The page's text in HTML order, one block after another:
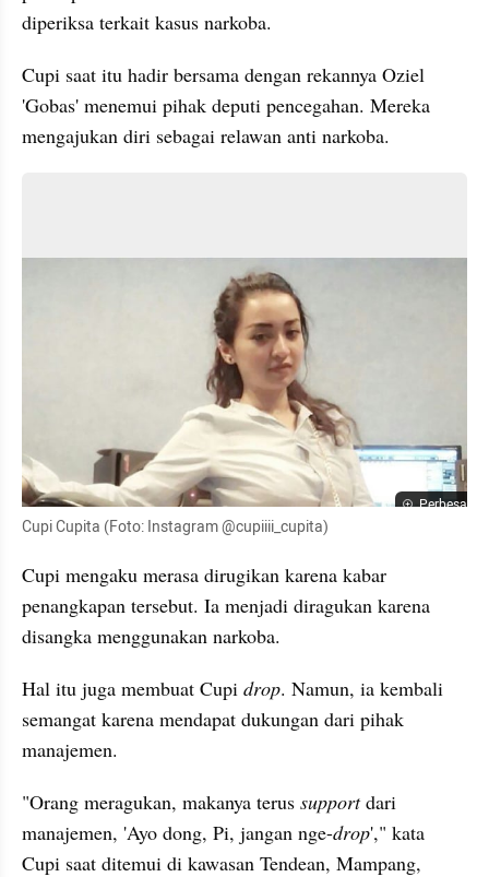
diperiksa terkait kasus narkoba.
Cupi saat itu hadir bersama dengan rekannya Oziel
'Gobas' menemui pihak deputi pencegahan. Mereka
mengajukan diri sebagai relawan anti narkoba.
Perbesar
Cupi Cupita (Foto: Instagram @cupiiii_cupita)
Cupi mengaku merasa dirugikan karena kabar
penangkapan tersebut. Ia menjadi diragukan karena
disangka menggunakan narkoba.
Hal itu juga membuat Cupi drop. Namun, ia kembali
semangat karena mendapat dukungan dari pihak
manajemen.
"Orang meragukan, makanya terus support dari
manajemen, 'Ayo dong, Pi, jangan nge-drop'," kata
Cupi saat ditemui di kawasan Tendean, Mampang,